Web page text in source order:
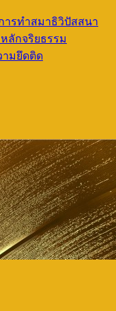
ารทำสมาธิวิปัสสนา
ลักจริยธรรม
ามยึดติด